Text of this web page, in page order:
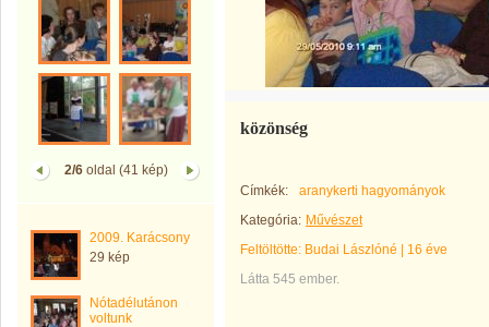
2/6oldal (41 kép)
2009. Karácsony
29 kép
Nótadélutánon
voltunk
közönség
Címkék:
aranykerti hagyományok
Kategória: Művészet
Feltöltötte: Budai Lászlóné
16 éve
Látta 545 ember.